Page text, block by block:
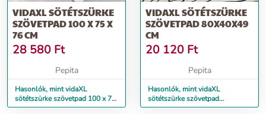
VIDAXL SÖTÉTSZÜRKE
SZÖVETPAD 100 X 75 X
76 CM
28 580 Ft
Pepita
Hasonlók, mint vidaXL
sötétszürke szövetpad 100 x 75
x 76 cm
VIDAXL SÖTÉTSZÜRKE
SZÖVETPAD 80X40X49
CM
20 120 Ft
Pepita
Hasonlók, mint vidaXL
sötétszürke szövetpad
80x40x49 cm